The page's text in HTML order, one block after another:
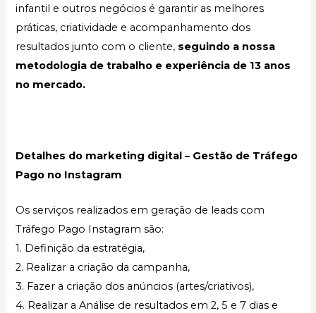
infantil e outros negócios é garantir as melhores
práticas, criatividade e acompanhamento dos
resultados junto com o cliente, seguindo a nossa
metodologia de trabalho e experiência de 13 anos
no mercado.
Detalhes do marketing digital – Gestão de Tráfego
Pago no Instagram
Os serviços realizados em geração de leads com
Tráfego Pago Instagram são:
1. Definição da estratégia,
2. Realizar a criação da campanha,
3. Fazer a criação dos anúncios (artes/criativos),
4. Realizar a Análise de resultados em 2, 5 e 7 dias e